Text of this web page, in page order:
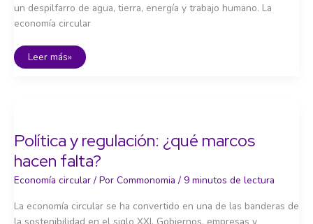
un despilfarro de agua, tierra, energía y trabajo humano. La
economía circular
Agricultura
y
Leer más»
Política y regulación: ¿qué marcos
hacen falta?
Economía circular / Por Commonomia / 9 minutos de lectura
La economía circular se ha convertido en una de las banderas de